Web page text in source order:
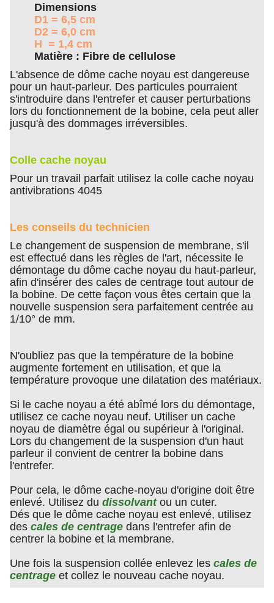
Dimensions
D1 = 6,5 cm
D2 = 6,0 cm
H = 1,4 cm
Matière : Fibre de cellulose
L'absence de dôme cache noyau est dangereuse
pour un haut-parleur. Des particules pourraient
s'introduire dans l'entrefer et causer perturbations
lors du fonctionnement de la bobine, cela peut aller
jusqu'à des dommages irréversibles.
Colle cache noyau
Pour un travail parfait utilisez la colle cache noyau
antivibrations 4045
Les conseils du technicien
Le changement de suspension de membrane, s'il
est effectué dans les règles de l'art, nécessite le
démontage du dôme cache noyau du haut-parleur,
afin d'insérer des cales de centrage tout autour de
la bobine. De cette façon vous êtes certain que la
nouvelle suspension sera parfaitement centrée au
1/10° de mm.
N'oubliez pas que la température de la bobine
augmente fortement en utilisation, et que la
température provoque une dilatation des matériaux.
Si le cache noyau a été abîmé lors du démontage,
utilisez ce cache noyau neuf. Utiliser un cache
noyau de diamètre égal ou supérieur à l'original.
Lors du changement de la suspension d'un haut
parleur il convient de centrer la bobine dans
l'entrefer.
Pour cela, le dôme cache-noyau d'origine doit être
enlevé. Utilisez du dissolvantou un cuter.
Dés que le dôme cache noyau est enlevé, utilisez
des cales de centrage dans l'entrefer afin de
centrer la bobine et la membrane.
Une fois la suspension collée enlevez les cales de
centrage et collez le nouveau cache noyau.